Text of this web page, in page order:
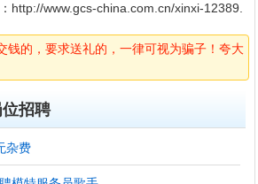
http://www.gcs-china.com.cn/xinxi-12389.
钱的，要求送礼的，一律可视为骗子！夸大
招聘
杂费